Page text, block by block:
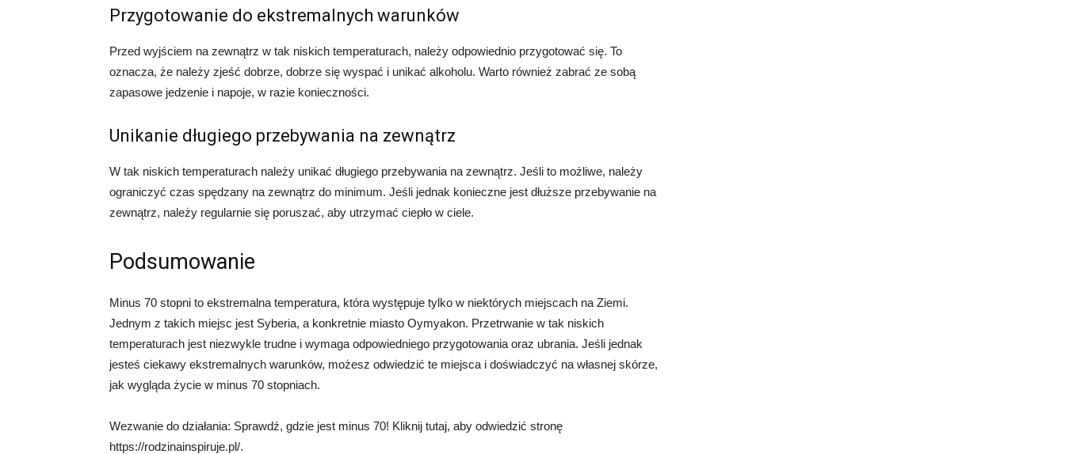
Przygotowanie do ekstremalnych warunków
Przed wyjściem na zewnątrz w tak niskich temperaturach, należy odpowiednio przygotować się. To
oznacza, że należy zjeść dobrze, dobrze się wyspać i unikać alkoholu. Warto również zabrać ze sobą
zapasowe jedzenie i napoje, w razie konieczności.
Unikanie długiego przebywania na zewnątrz
W tak niskich temperaturach należy unikać długiego przebywania na zewnątrz. Jeśli to możliwe, należy
ograniczyć czas spędzany na zewnątrz do minimum. Jeśli jednak konieczne jest dłuższe przebywanie na
zewnątrz, należy regularnie się poruszać, aby utrzymać ciepło w ciele.
Podsumowanie
Minus 70 stopni to ekstremalna temperatura, która występuje tylko w niektórych miejscach na Ziemi.
Jednym z takich miejsc jest Syberia, a konkretnie miasto Oymyakon. Przetrwanie w tak niskich
temperaturach jest niezwykle trudne i wymaga odpowiedniego przygotowania oraz ubrania. Jeśli jednak
jesteś ciekawy ekstremalnych warunków, możesz odwiedzić te miejsca i doświadczyć na własnej skórze,
jak wygląda życie w minus 70 stopniach.
Wezwanie do działania: Sprawdź, gdzie jest minus 70! Kliknij tutaj, aby odwiedzić stronę
https://rodzinainspiruje.pl/.